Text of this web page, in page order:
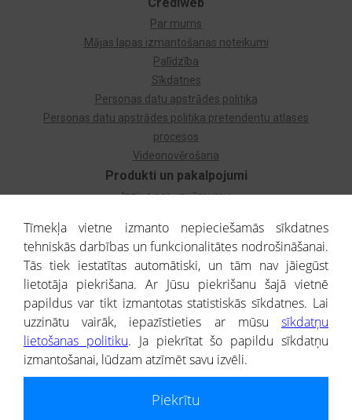
Produkti un pakalpojumi
Izziņa par uzņēmumu
Dzimtas koks
Uzņēmumu atlase
Monitorings
Kredītizziņa par ārvalstu uzņēmumiem
Par mums
Mājas lapas izmantošanas noteikumi
Palīdzība
Sīkdatnes
Personas datu apstrādes politika
Personas datu apstrādes politika pretendentu atlases
procesos
Videonovērošana
® CREDITREFORM Latvija
SIA
Tīmekļa vietne izmanto nepieciešamās sīkdatnes
tehniskās darbības un funkcionalitātes nodrošināšanai.
Tās tiek iestatītas automātiski, un tām nav jāiegūst
lietotāja piekrišana. Ar Jūsu piekrišanu šajā vietnē
papildus var tikt izmantotas statistiskās sīkdatnes. Lai
uzzinātu vairāk, iepazīstieties ar mūsu sīkdatņu
lietošanas politiku. Ja piekrītat šo papildu sīkdatņu
izmantošanai, lūdzam atzīmēt savu izvēli.
Piekrītu